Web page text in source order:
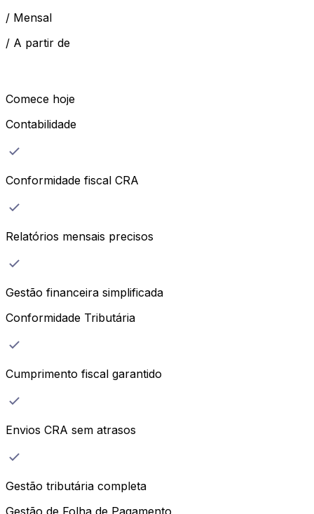
/ Mensal
/ A partir de
Comece hoje
Contabilidade
Conformidade fiscal CRA
Relatórios mensais precisos
Gestão financeira simplificada
Conformidade Tributária
Cumprimento fiscal garantido
Envios CRA sem atrasos
Gestão tributária completa